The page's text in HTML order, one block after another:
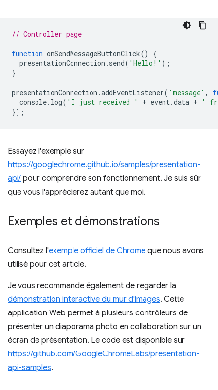
// Controller page
function onSendMessageButtonClick()
{
presentationConnection . send( 'Hello!' );
}
presentationConnection .addEventListener( 'message' ,
console. log( 'I just received ' + event.data +
'
});
Essayez l'exemple sur
https://googlechrome.github.io/samples/presentation-
api/ pour comprendre son fonctionnement. Je suis sûr
que vous l'apprécierez autant que moi.
Exemples et démonstrations
Consultez l'exemple officiel de Chrome que nous avons
utilisé pour cet article.
Je vous recommande également de regarder la
démonstration interactive du mur d'images. Cette
application Web permet à plusieurs contrôleurs de
présenter un diaporama photo en collaboration sur un
écran de présentation. Le code est disponible sur
https://github.com/GoogleChromeLabs/presentation-
api-samples.